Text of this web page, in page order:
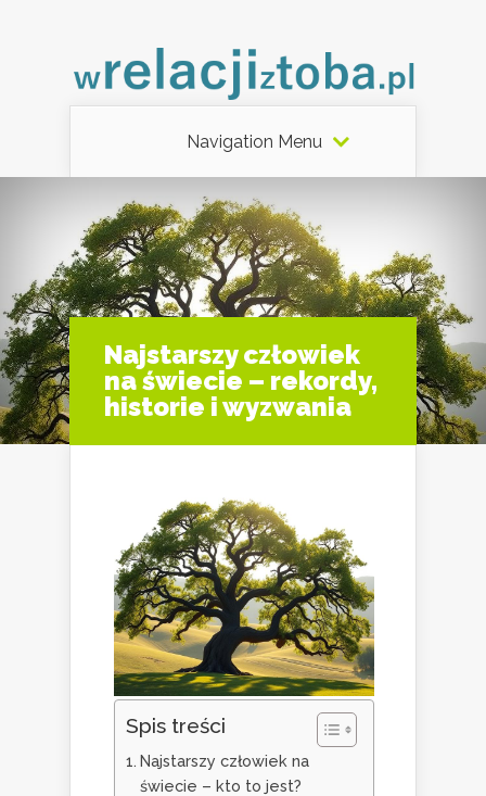
Navigation Menu
Najstarszy człowiek
na świecie – rekordy,
historie i wyzwania
Spis treści
Najstarszy człowiek na
świecie – kto to jest?